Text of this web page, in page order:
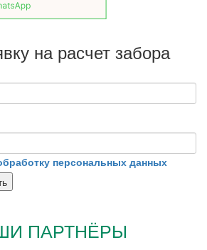
на расчет забора
персональных данных
ПАРТНЁРЫ